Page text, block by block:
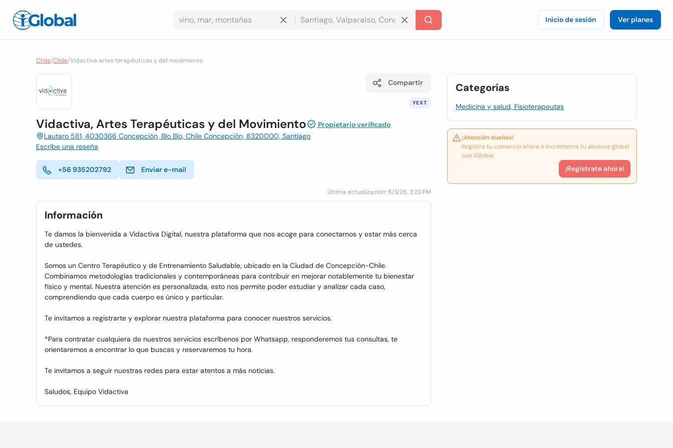
Inicio de sesión Ver planes
Chile/Chile/Vidactiva artes terapéuticas y del movimiento
YEXT
Compartir
Vidactiva, Artes Terapéuticas y del Movimiento
Propietario verificado
Lautaro 581, 4030366 Concepción, Bío Bío, Chile Concepción, 8320000, Santiago
Escribe una reseña
+56 935202792 Enviar e-mail
Última actualización: 8/3/26, 3:20 PM
Información
Te damos la bienvenida a Vidactiva Digital, nuestra plataforma que nos acoge para conectarnos y estar más cerca
de ustedes.
Somos un Centro Terapéutico y de Entrenamiento Saludable, ubicado en la Ciudad de Concepción-Chile.
Combinamos metodologías tradicionales y contemporáneas para contribuir en mejorar notablemente tu bienestar
físico y mental. Nuestra atención es personalizada, esto nos permite poder estudiar y analizar cada caso,
comprendiendo que cada cuerpo es único y particular.
Te invitamos a registrarte y explorar nuestra plataforma para conocer nuestros servicios.
*Para contratar cualquiera de nuestros servicios escríbenos por Whatsapp, responderemos tus consultas, te
orientaremos a encontrar lo que buscas y reservaremos tu hora.
Te invitamos a seguir nuestras redes para estar atentos a más noticias.
Saludos, Equipo Vidactiva
Categorías
Medicina y salud, Fisioterapeutas
¡Atención dueños!
Registra tu comercio ahora e incrementa tu alcance global
con iGlobal.
¡Registrate ahora!